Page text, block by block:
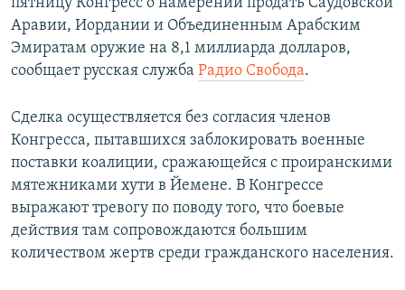
ТЕЛЕПРОЕКТ КРЫМ.РЕАЛИИ
СОВЕТЫ ПРАВОЗАЩИТНИКОВ
ПРОПАВШИЕ БЕЗ ВЕСТИ
ПОБЕДИТЕЛЕЙ НЕ СУДЯТ?
КРЫМ.НЕПОКОРЕННЫЙ
УКРАИНСКАЯ ПРОБЛЕМА КРЫМА
Українською
Qırımtatar
ПРИСОЕДИНЯЙТЕСЬ!
Все сайты RFE/RL
Аравии, Иордании и Объединенным Арабским
Эмиратам оружие на 8,1 миллиарда долларов,
сообщает русская служба Радио Свобода.
Сделка осуществляется без согласия членов
Конгресса, пытавшихся заблокировать военные
поставки коалиции, сражающейся с проиранскими
мятежниками хути в Йемене. В Конгрессе
выражают тревогу по поводу того, что боевые
действия там сопровождаются большим
количеством жертв среди гражданского населения.